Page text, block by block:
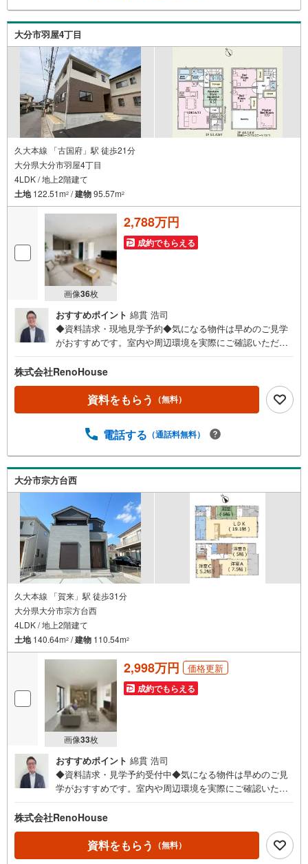
大分市羽屋4丁目
久大本線 「古国府」駅 徒歩21分
大分県大分市羽屋4丁目
4LDK / 地上2階建て
土地122.51m2 /建物95.57m2
画像36枚
2,788万円
成約でもらえる
おすすめポイント 綿貫 浩司
◆資料請求・現地見学予約◆気になる物件は早めのご見学
がおすすめです。室内や周辺環境を実際にご確認いただけ
請求は24時間受付中！お気軽にお問い合わせください。◎
内覧希望の方は、【室内・現地を見学する】ボタンから日
程を指定して予約！土日祝日のご案内はもちろんOK！（9:
00～18:00）◎他の気になる物件もまとめてご案内できま
できます♪理想のマイホーム探しをチームリノハウスが親
株式会社RenoHouse
資料をもらう （無料）
電話する （通話料無料）
大分市宗方台西
久大本線 「賀来」駅 徒歩31分
大分県大分市宗方台西
4LDK / 地上2階建て
土地140.64m2 /建物 110.54m2
画像33枚
2,998万円 価格更新
成約でもらえる
おすすめポイント 綿貫 浩司
◆資料請求・見学予約受付中◆気になる物件は早めのご見
学がおすすめです。室内や周辺環境を実際にご確認いただ
料請求は24時間受付中！お気軽にお問い合わせください。
◎内覧希望の方は、当社までご連絡ください♪土日祝日の
ご案内はもちろんOK！（9:00～18:00）◎他の気になる物
件もまとめてご案内できます！理想のマイホーム探しをチ
株式会社RenoHouse
資料をもらう （無料）